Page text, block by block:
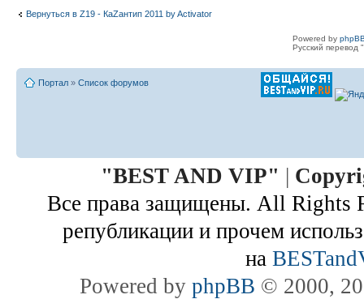
Вернуться в Z19 - КаZантип 2011 by Activator
Powered by
Русский перевод
Портал » Список форумов
"BEST AND VIP" |
Все права защищены. All Rights
републикации и прочем
на
Powered by phpBB © 2000,